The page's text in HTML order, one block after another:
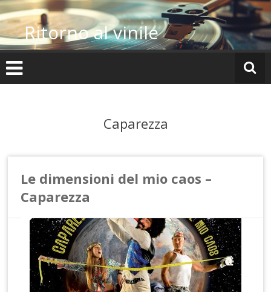
Vai
al
contenutoRitorno al vinile
Caparezza
Le dimensioni del mio caos –
Caparezza